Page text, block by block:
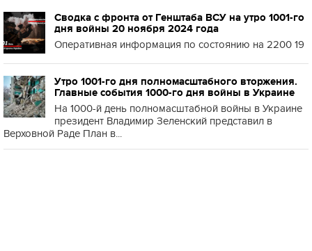
Сводка с фронта от Генштаба ВСУ на утро 1001-го
дня войны 20 ноября 2024 года
Оперативная информация по состоянию на 2200 19
Утро 1001-го дня полномасштабного вторжения.
Главные события 1000-го дня войны в Украине
На 1000-й день полномасштабной войны в Украине
президент Владимир Зеленский представил в
Верховной Раде План в...